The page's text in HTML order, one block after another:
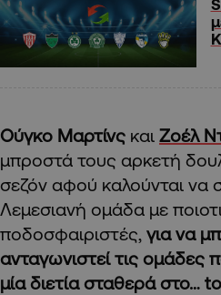
Ούγκο Μαρτίνς και Ζοέλ
μπροστά τους αρκετή
σεζόν αφού καλούνται να
Λεμεσιανή ομάδα με
ποδοσφαιριστές, για να
ανταγωνιστεί τις ομάδες
μία διετία σταθερά στο…